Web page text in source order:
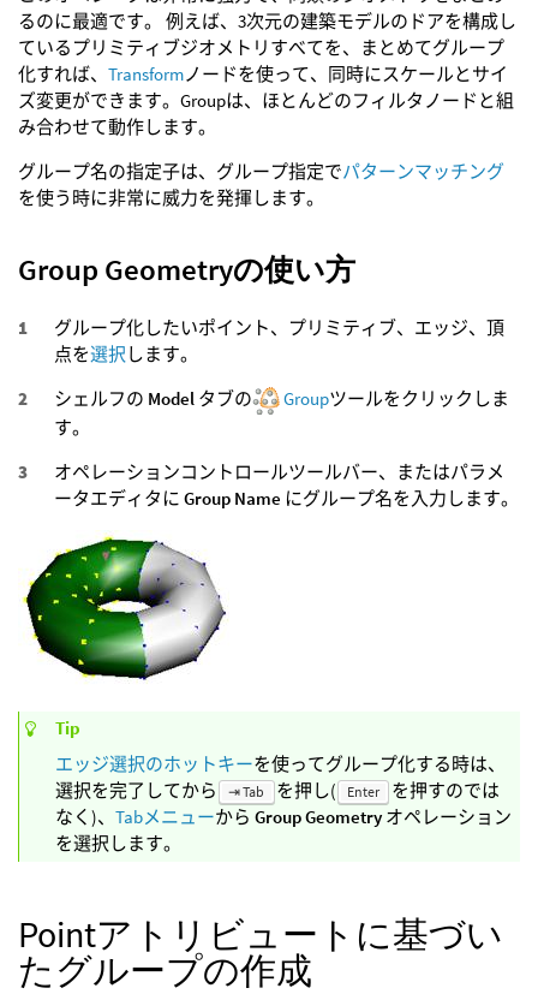
るのに最適です。 例えば、3次元の建築モデルのドアを構成し
ているプリミティブジオメトリすべてを、まとめてグループ
化すれば、 Transformノードを使って、同時にスケールとサイ
ズ変更ができます。Groupは、ほとんどのフィルタノードと組
み合わせて動作します。
グループ名の指定子は、グループ指定でパターンマッチング
を使う時に非常に威力を発揮します。
Group Geometryの使い方
グループ化したいポイント、プリミティブ、エッジ、頂
点を選択 します。
シェルフの Model タブの Groupツールをクリックしま
す。
オペレーションコントロールツールバー、またはパラメ
ータエディタに Group Name にグループ名を入力します。
Tip
エッジ選択のホットキーを使ってグループ化する時は、
選択を完了してから
⇥ Tab を押し( Enter
を押すのでは
なく)、 Tabメニューから Group Geometry オペレーション
を選択します。
Pointアトリビュートに基づい
たグループの作成